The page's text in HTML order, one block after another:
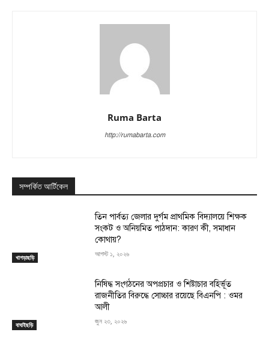
Ruma Barta
http://rumabarta.com
সম্পর্কিত আর্টিকেল
খাগড়াছড়ি
তিন পার্বত্য জেলার দুর্গম প্রাথমিক বিদ্যালয়ে শিক্ষক
সংকট ও অনিয়মিত পাঠদান: কারণ কী, সমাধান
কোথায়?
আগস্ট ১, ২০২৬
বাঘাইছড়ি
নিষিদ্ধ সংগঠনের অপপ্রচার ও শিষ্টাচার বহির্ভূত
রাজনীতির বিরুদ্ধে সোচ্চার রয়েছে বিএনপি : ওমর
আলী
জুন ২৩, ২০২৬